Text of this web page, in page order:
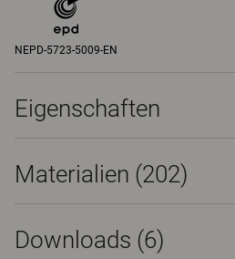
NEPD-5723-5009-EN
Eigenschaften
Materialien (202)
Downloads (6)